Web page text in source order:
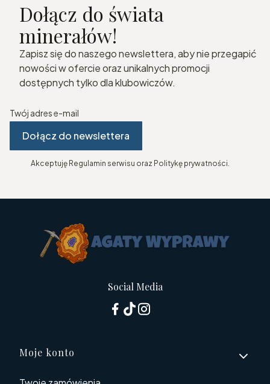
Dołącz do świata
minerałów!
Zapisz się do naszego newslettera, aby nie przegapić
nowości w ofercie oraz unikalnych promocji
dostępnych tylko dla klubowiczów.
Twój adres e-mail
Dołącz do newslettera
Akceptuję Regulamin serwisu oraz Politykę prywatności.
Social Media
Linki w stopce
Moje konto